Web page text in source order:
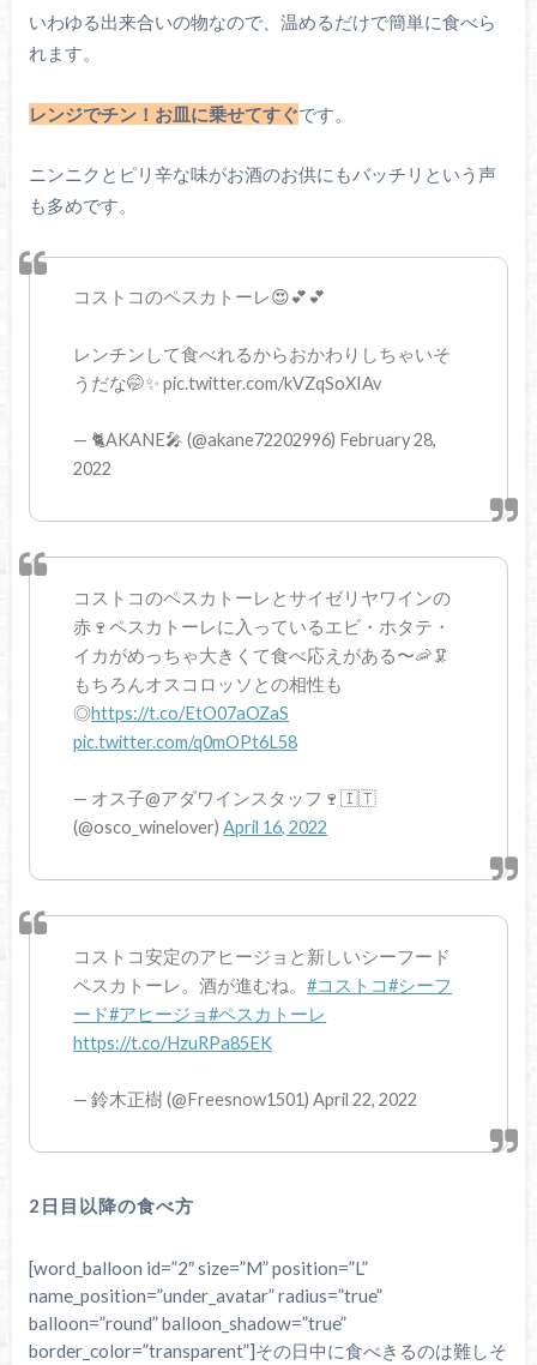
いわゆる出来合いの物なので、温めるだけで簡単に食べら
れます。
レンジでチン！お皿に乗せてすぐです。
ニンニクとピリ辛な味がお酒のお供にもバッチリという声
も多めです。
コストコのペスカトーレ😍💕💕
レンチンして食べれるからおかわりしちゃいそ
うだな🤭✨ pic.twitter.com/kVZqSoXIAv
— 🐈AKANE🎤 (@akane72202996) February 28,
2022
コストコのペスカトーレとサイゼリヤワインの
赤🍷ペスカトーレに入っているエビ・ホタテ・
イカがめっちゃ大きくて食べ応えがある〜🦐🦑
もちろんオスコロッソとの相性も
◎https://t.co/EtO07aOZaS
pic.twitter.com/q0mOPt6L58
— オス子@アダワインスタッフ🍷🇮🇹
(@osco_winelover)April 16, 2022
コストコ安定のアヒージョと新しいシーフード
ペスカトーレ。酒が進むね。#コストコ#シーフ
ード#アヒージョ#ペスカトーレ
https://t.co/HzuRPa85EK
— 鈴木正樹 (@Freesnow1501) April 22, 2022
2日目以降の食べ方
[word_balloon id=”2″ size=”M” position=”L”
name_position=”under_avatar” radius=”true”
balloon=”round” balloon_shadow=”true”
border_color=”transparent”]その日中に食べきるのは難しそ